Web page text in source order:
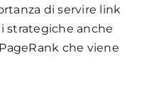
di servire link
strategiche anche
che viene